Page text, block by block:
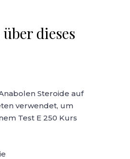
dieses
Steroide auf
verwendet, um
Test E 250 Kurs